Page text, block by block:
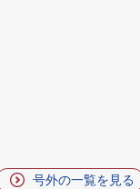
号外の一覧を見る